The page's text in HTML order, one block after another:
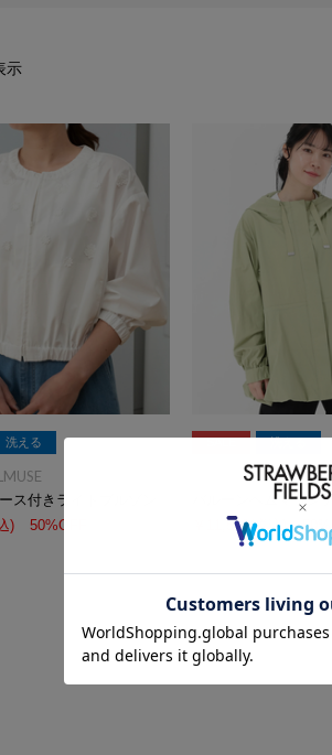
示
洗える
ス付きライトブルゾン
) 50%OFF
SALE 洗える
UNIVERVALMUSE
バルーンヘムマウン
￥11,550(税込)